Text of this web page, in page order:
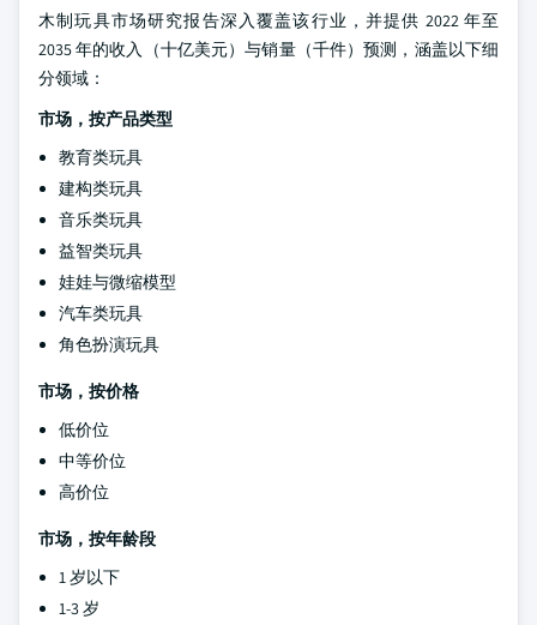
木制玩具市场研究报告深入覆盖该行业，并提供 2022 年至
2035 年的收入（十亿美元）与销量（千件）预测，涵盖以下细
分领域：
市场，按产品类型
教育类玩具
建构类玩具
音乐类玩具
益智类玩具
娃娃与微缩模型
汽车类玩具
角色扮演玩具
市场，按价格
低价位
中等价位
高价位
市场，按年龄段
1 岁以下
1-3 岁